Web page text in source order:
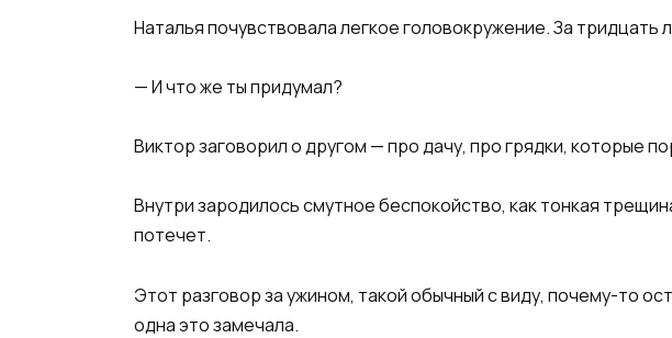
​Наталья почувствовала легкое головокружение. За
​— И что же ты придумал?​
​Виктор заговорил о другом — про дачу, про грядки, которые
Внутри зародилось смутное беспокойство, как тонкая
потечет.​
​Этот разговор за ужином, такой обычный с виду, почему-то
одна это замечала.​